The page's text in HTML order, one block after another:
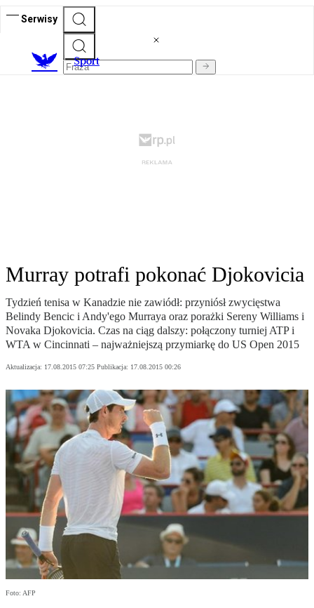
Serwisy
Sport
Murray potrafi pokonać Djokovicia
Tydzień tenisa w Kanadzie nie zawiódł: przyniósł zwycięstwa
Belindy Bencic i Andy'ego Murraya oraz porażki Sereny Williams i
Novaka Djokovicia. Czas na ciąg dalszy: połączony turniej ATP i
WTA w Cincinnati – najważniejszą przymiarkę do US Open 2015
Aktualizacja: 17.08.2015 07:25 Publikacja: 17.08.2015 00:26
Foto: AFP